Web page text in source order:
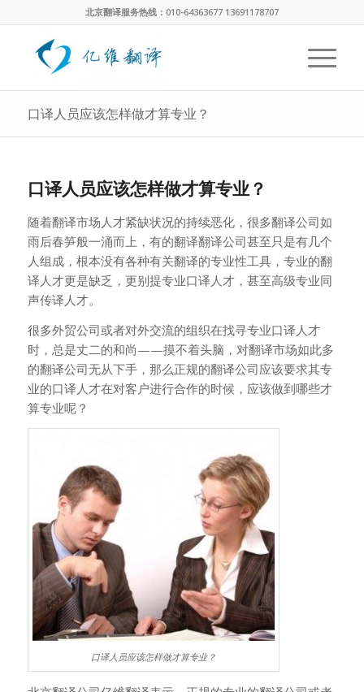
北京翻译服务热线：010-64363677 13691178707
口译人员应该怎样做才算专业？
口译人员应该怎样做才算专业？
随着翻译市场人才紧缺状况的持续恶化，很多翻译公司如
雨后春笋般一涌而上，有的翻译翻译公司甚至只是有几个
人组成，根本没有各种有关翻译的专业性工具，专业的翻
译人才更是缺乏，更别提专业口译人才，甚至高级专业同
声传译人才。
很多外贸公司或者对外交流的组织在找寻专业口译人才
时，总是丈二的和尚——摸不着头脑，对翻译市场如此多
的翻译公司无从下手，那么正规的翻译公司应该要求其专
业的口译人才在对客户进行合作的时候，应该做到哪些才
算专业呢？
口译人员应该怎样做才算专业？